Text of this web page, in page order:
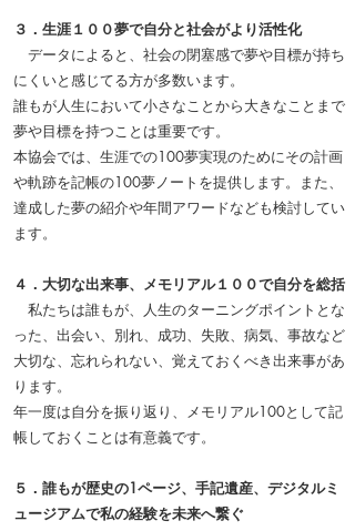
３．生涯１００夢で自分と社会がより活性化
データによると、社会の閉塞感で夢や目標が持ち
にくいと感じてる方が多数います。
誰もが人生において小さなことから大きなことまで
夢や目標を持つことは重要です。
本協会では、生涯での100夢実現のためにその計画
や軌跡を記帳の100夢ノートを提供します。また、
達成した夢の紹介や年間アワードなども検討してい
ます。
４．大切な出来事、メモリアル１００で自分を総括
私たちは誰もが、人生のターニングポイントとな
った、出会い、別れ、成功、失敗、病気、事故など
大切な、忘れられない、覚えておくべき出来事があ
ります。
年一度は自分を振り返り、メモリアル100として記
帳しておくことは有意義です。
５．誰もが歴史の1ページ、手記遺産、デジタルミ
ュージアムで私の経験を未来へ繋ぐ